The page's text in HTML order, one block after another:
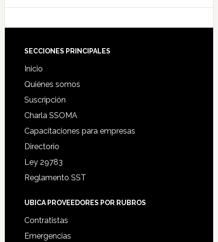
Footer
SECCIONES PRINCIPALES
Inicio
Quiénes somos
Suscripción
Charla SSOMA
Capacitaciones para empresas
Directorio
Ley 29783
Reglamento SST
UBICA PROVEEDORES POR RUBROS
Contratistas
Emergencias